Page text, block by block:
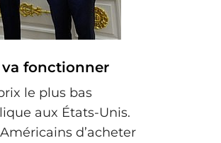
fonctionner
le plus bas
aux États-Unis.
d’acheter